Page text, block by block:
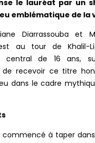
le lauréat par un
emblématique de la
Diarrassouba et
au tour de Khalil-
central de 16 ans,
de recevoir ce titre
dans le cadre
commencé à taper